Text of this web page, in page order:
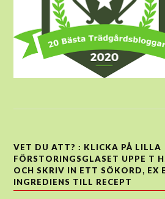
VET DU ATT? : KLICKA PÅ LILLA
FÖRSTORINGSGLASET UPPE T
OCH SKRIV IN ETT SÖKORD, EX
INGREDIENS TILL RECEPT